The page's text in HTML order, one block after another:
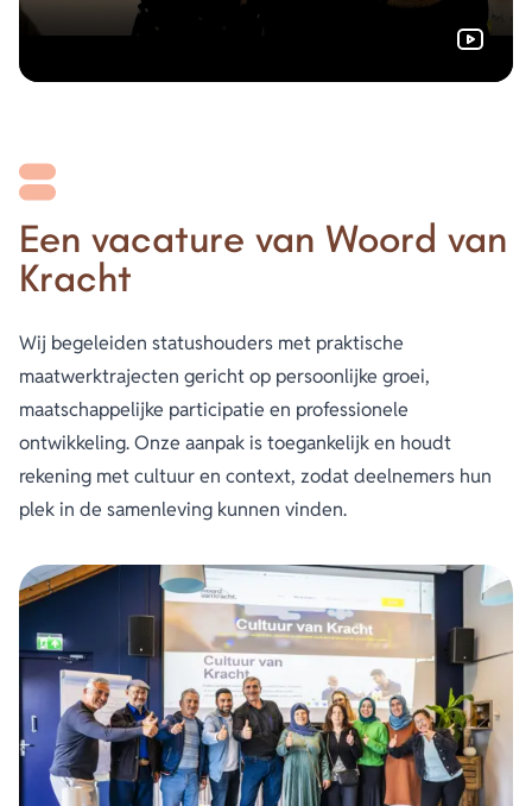
Spreektaal, spelletjes of andere werkvormen.
Wat breng je mee?
betrokken en vindt het leuk om gesprekken te begeleiden.
Wat kun je verwachten?
Als vrijwilliger sta je er niet alleen voor. Vanuit Taal van
mee waar nodig. Je werkt in een informele en betrokken
setting.
Enthousiast?
Meld je aan als vrijwilliger bij Taal van Kracht!
Een vacature van Woord van
Kracht
Wij begeleiden statushouders met praktische
maatwerktrajecten gericht op persoonlijke groei,
maatschappelijke participatie en professionele
ontwikkeling. Onze aanpak is toegankelijk en houdt
rekening met cultuur en context, zodat deelnemers hun
plek in de samenleving kunnen vinden.